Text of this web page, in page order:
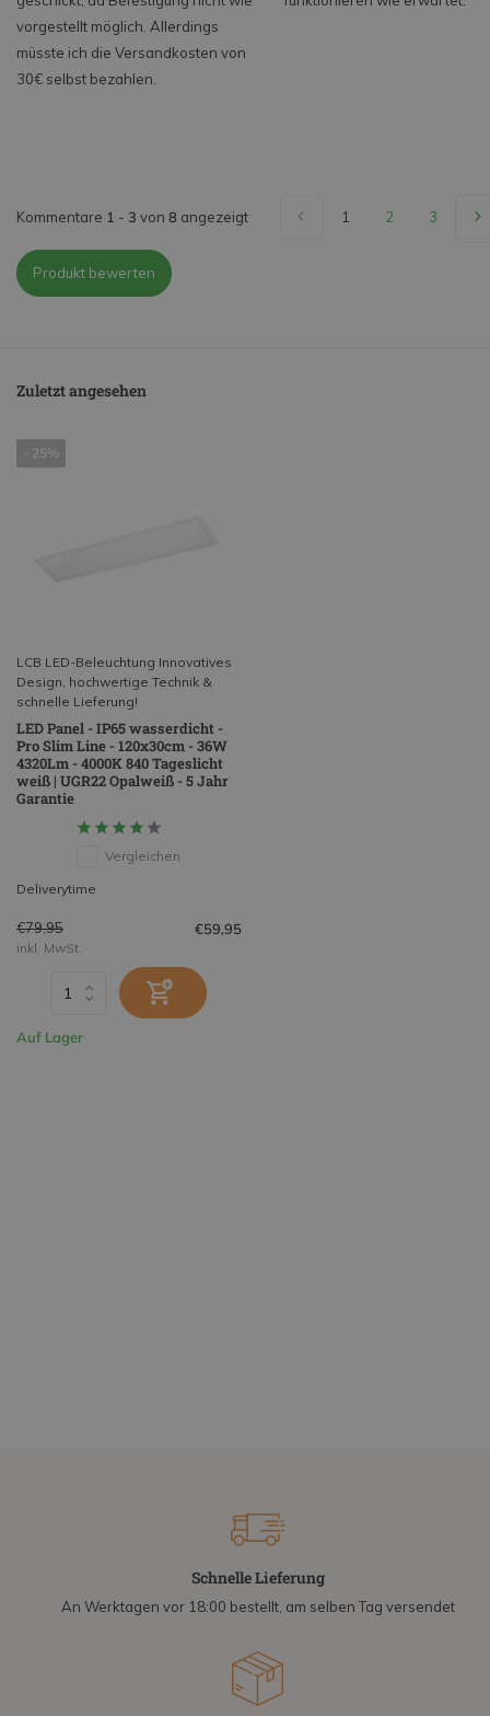
vorgestellt möglich. Allerdings
müsste ich die Versandkosten von
30€ selbst bezahlen.
Kommentare 1 - 3 von 8 angezeigt 1 2 3
Produkt bewerten
Zuletzt angesehen
- 25%
LCB LED-Beleuchtung Innovatives
Design, hochwertige Technik &
schnelle Lieferung!
LED Panel - IP65 wasserdicht -
Pro Slim Line - 120x30cm - 36W
4320Lm - 4000K 840 Tageslicht
weiß | UGR22 Opalweiß - 5 Jahr
Garantie
Vergleichen
Deliverytime
€79,95 €59,95
inkl. MwSt.
Auf Lager
Schnelle Lieferung
An Werktagen vor 18:00 bestellt, am selben Tag versendet